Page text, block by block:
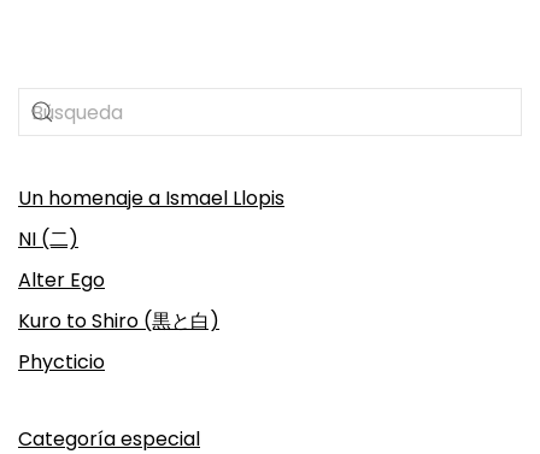
Un homenaje a Ismael Llopis
NI (二)
Alter Ego
Kuro to Shiro (黒と白)
Phycticio
Categoría especial